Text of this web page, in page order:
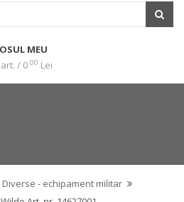
MEU
/ 0 00 Lei
Diverse - echipament militar